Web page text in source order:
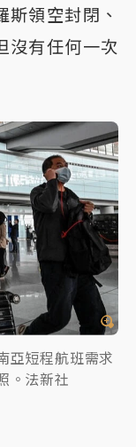
領空封閉、
沒有任何一次
亞短程航班需求
。法新社